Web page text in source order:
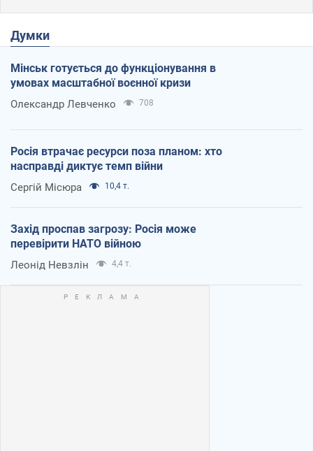
Думки
Мінськ готується до функціонування в
умовах масштабної воєнної кризи
Олександр Левченко 708
Росія втрачає ресурси поза планом: хто
насправді диктує темп війни
Сергій Місюра 10,4 т.
Захід проспав загрозу: Росія може
перевірити НАТО війною
Леонід Невзлін 4,4 т.